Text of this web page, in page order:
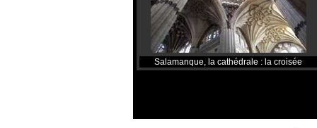
Salamanque, la cathédrale : la croisée